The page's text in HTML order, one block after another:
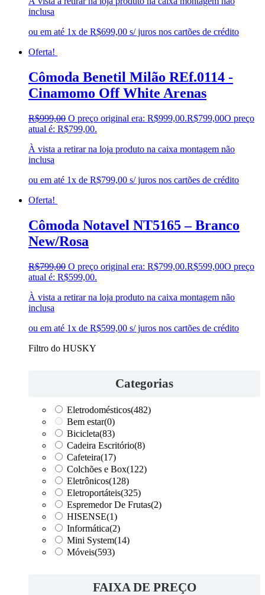
inclusa
ou em até 1x de R$699,00 s/ juros nos cartões de crédito
Oferta!
Cômoda Benetil Milão REf.0114 -
Cinamomo Off White Arenas
R$999,00 O preço original era: R$999,00.R$799,00O preço
atual é: R$799,00.
À vista a retirar na loja produto na caixa montagem não
inclusa
ou em até 1x de R$799,00 s/ juros nos cartões de crédito
Oferta!
Cômoda Notavel NT5165 – Branco
New/Rosa
R$799,00 O preço original era: R$799,00.R$599,00O preço
atual é: R$599,00.
À vista a retirar na loja produto na caixa montagem não
inclusa
ou em até 1x de R$599,00 s/ juros nos cartões de crédito
Filtro do HUSKY
Categorias
Eletrodomésticos(482)
Bem estar(0)
Bicicleta(83)
Cadeira Escritório(8)
Cafeteira(17)
Colchões e Box(122)
Eletrônicos(128)
Eletroportáteis(325)
Espremedor De Frutas(2)
HISENSE(1)
Informática(2)
Mini System(14)
Móveis(593)
FAIXA DE PREÇO